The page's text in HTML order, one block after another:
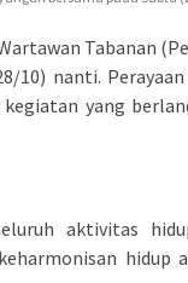
Tabanan
10) nanti.
yang
aktivitas
hidup